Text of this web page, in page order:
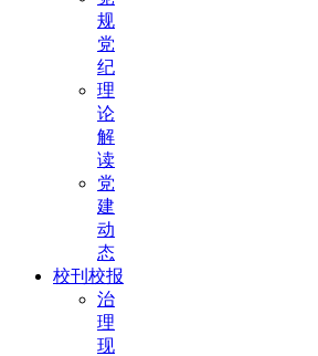
规
党
纪
理
论
解
读
党
建
动
态
校刊校报
治
理
现